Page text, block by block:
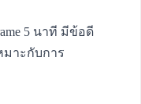
5 นาที มีข้อดี
มาะกับการ